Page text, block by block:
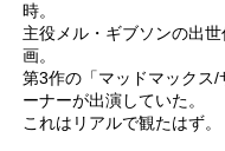
時。
主役メル・ギブソンの出
画。
第3作の「マッドマックス
ーナーが出演していた。
これはリアルで観たはず。